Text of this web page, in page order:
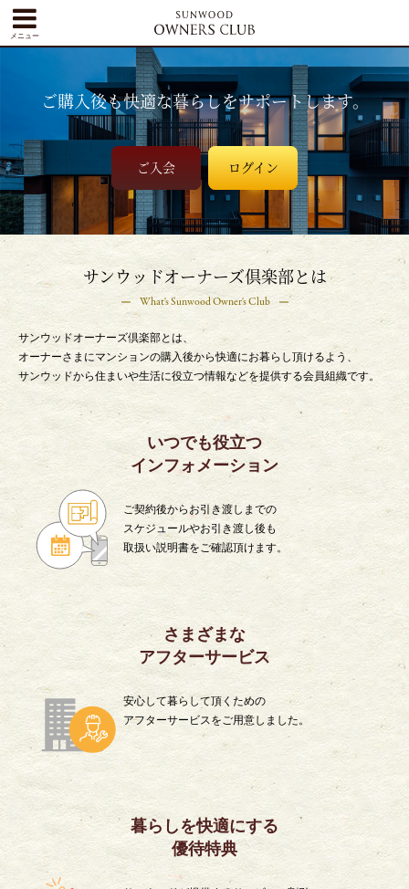
メニュー
ご購入後も快適な暮らしをサポートします。
ご入会 ログイン
サンウッドオーナーズ倶楽部とは
What's Sunwood Owner's Club
サンウッドオーナーズ倶楽部とは、
オーナーさまにマンションの購入後から快適にお暮らし頂けるよう、
サンウッドから住まいや生活に役立つ情報などを提供する会員組織です。
いつでも役立つ
インフォメーション
ご契約後からお引き渡しまでの
スケジュールやお引き渡し後も
取扱い説明書をご確認頂けます。
さまざまな
アフターサービス
安心して暮らして頂くための
アフターサービスをご用意しました。
暮らしを快適にする
優待特典